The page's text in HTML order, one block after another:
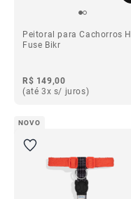
Peitoral para Cachorros H
Fuse Bikr
R$ 149,00
(até 3x s/ juros)
NOVO